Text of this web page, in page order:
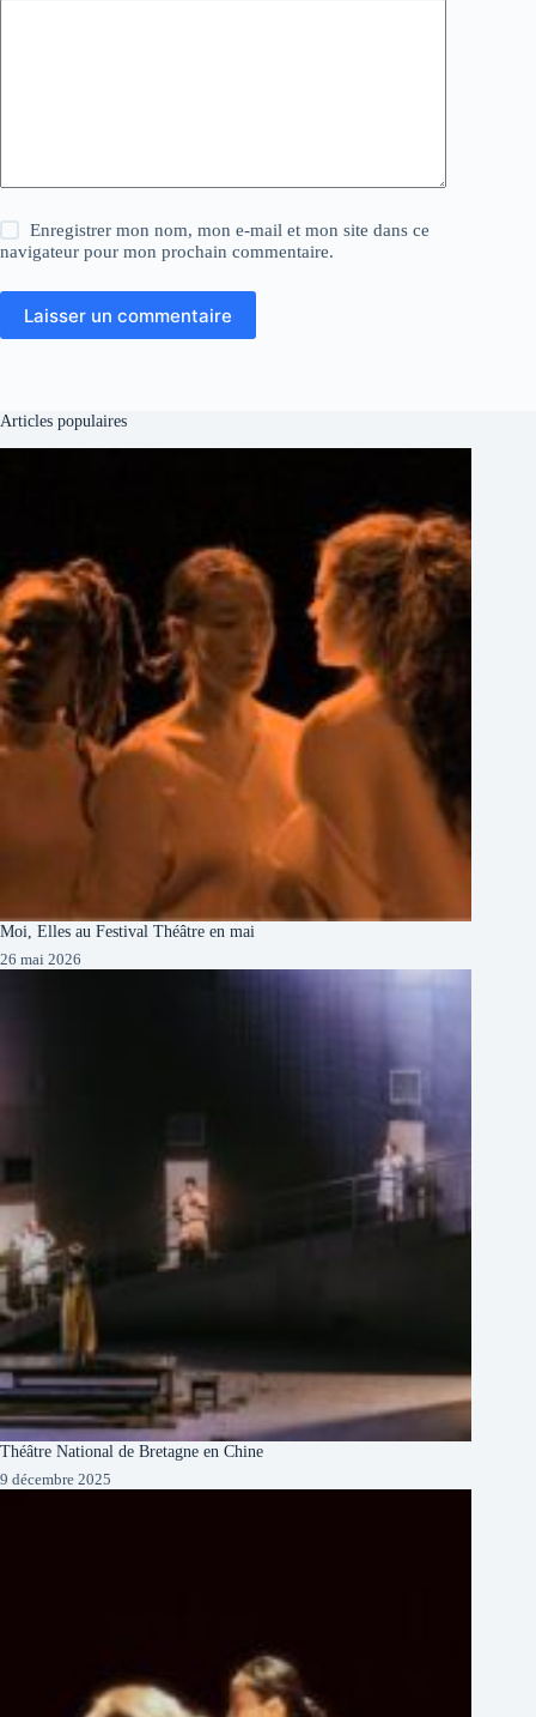
Enregistrer mon nom, mon e-mail et mon site dans ce
navigateur pour mon prochain commentaire.
Laisser un commentaire
Articles populaires
Moi, Elles au Festival Théâtre en mai
26 mai 2026
Théâtre National de Bretagne en Chine
9 décembre 2025